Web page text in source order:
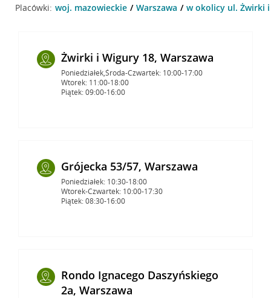
Placówki: woj. mazowieckie Warszawa w okolicy ul. Żwirki i
Żwirki i Wigury 18, Warszawa
Poniedziałek,Środa-Czwartek: 10:00-17:00
Wtorek: 11:00-18:00
Piątek: 09:00-16:00
Grójecka 53/57, Warszawa
Poniedziałek: 10:30-18:00
Wtorek-Czwartek: 10:00-17:30
Piątek: 08:30-16:00
Rondo Ignacego Daszyńskiego
2a, Warszawa